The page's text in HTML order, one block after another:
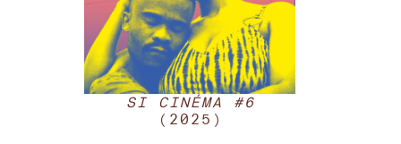
SI CINÉMA #6
(2025)